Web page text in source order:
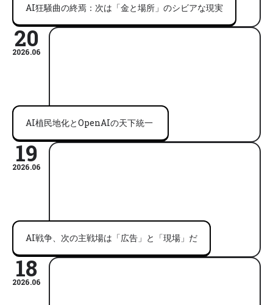
AI狂騒曲の終焉：次は「金と場所」のシビアな現実
20
2026.06
AI植民地化とOpenAIの天下統一
19
2026.06
AI戦争、次の主戦場は「広告」と「現場」だ
18
2026.06